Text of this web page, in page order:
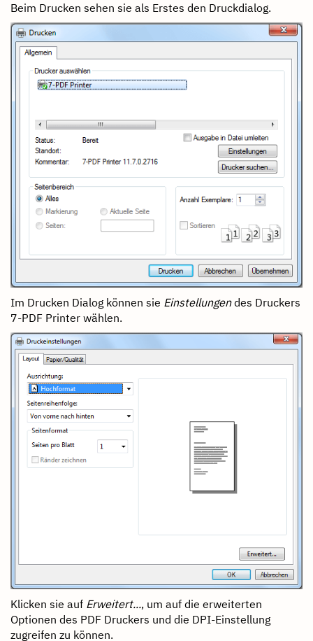
Beim Drucken sehen sie als Erstes den Druckdialog.
Im Drucken Dialog können sie Einstellungendes Druckers
7-PDF Printer wählen.
Klicken sie auf Erweitert..., um auf die erweiterten
Optionen des PDF Druckers und die DPI-Einstellung
zugreifen zu können.